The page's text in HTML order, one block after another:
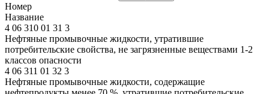
Номер
Название
4 06 310 01 31 3
Нефтяные промывочные жидкости, утратившие
потребительские свойства, не загрязненные веществами 1-2
классов опасности
4 06 311 01 32 3
Нефтяные промывочные жидкости, содержащие